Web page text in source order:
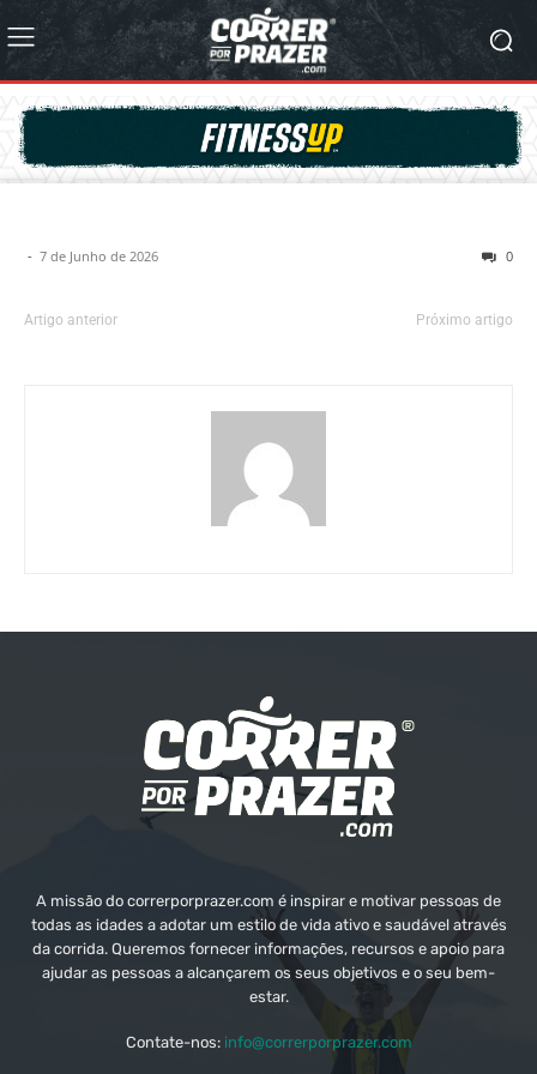
- 7 de Junho de 2026 0
Artigo anterior Próximo artigo
A missão do correrporprazer.com é inspirar e motivar pessoas de
todas as idades a adotar um estilo de vida ativo e saudável através
da corrida. Queremos fornecer informações, recursos e apoio para
ajudar as pessoas a alcançarem os seus objetivos e o seu bem-
estar.
Contate-nos: info@correrporprazer.com